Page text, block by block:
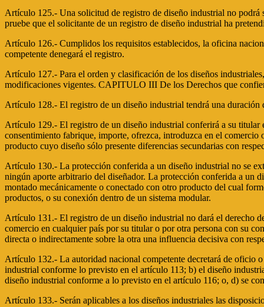
Artículo 125.- Una solicitud de registro de diseño industrial no podrá
pruebe que el solicitante de un registro de diseño industrial ha
Artículo 126.- Cumplidos los requisitos establecidos, la oficina
competente denegará el registro.
Artículo 127.- Para el orden y clasificación de los diseños
modificaciones vigentes. CAPITULO III De los Derechos que
Artículo 128.- El registro de un diseño industrial tendrá una duración
Artículo 129.- El registro de un diseño industrial conferirá a su titular
consentimiento fabrique, importe, ofrezca, introduzca en el
producto cuyo diseño sólo presente diferencias secundarias con
Artículo 130.- La protección conferida a un diseño industrial no se
ningún aporte arbitrario del diseñador. La protección conferida a un
montado mecánicamente o conectado con otro producto del cual
productos, o su conexión dentro de un sistema modular.
Artículo 131.- El registro de un diseño industrial no dará el derecho
comercio en cualquier país por su titular o por otra persona con su
directa o indirectamente sobre la otra una influencia decisiva con
Artículo 132.- La autoridad nacional competente decretará de oficio
industrial conforme lo previsto en el artículo 113; b) el diseño
diseño industrial conforme a lo previsto en el artículo 116; o, d) se
Artículo 133.- Serán aplicables a los diseños industriales las